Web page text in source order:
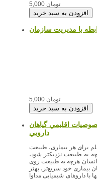
5,000 تومان
با مدیریت سازمان
5,000 تومان
اقليمي گياهان
دارويي
برای هر بیماری، طبیعت
به طبیعت نزدیکتر شود،
هرچه به طبیعت روی
بیماری خود سریع‌تر، بهتر
داروهای شیمیایی مداوا